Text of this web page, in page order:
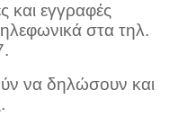
και εγγραφές
στα τηλ.
να δηλώσουν και